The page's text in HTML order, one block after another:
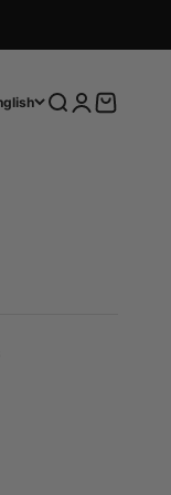
SearchLoginCart